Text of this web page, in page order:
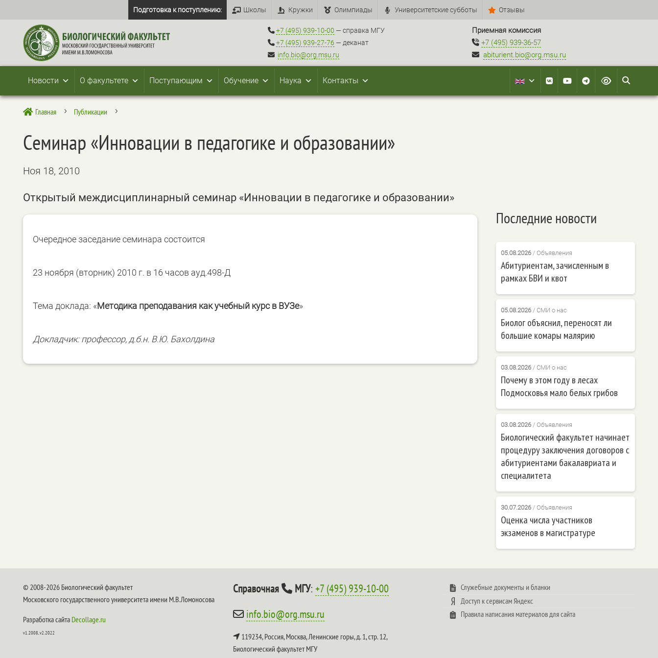
Подготовка к поступлению: Школы Кружки Олимпиады Университетские субботы Отзывы
+7 (495) 939-10-00 — справка МГУ
+7 (495) 939-27-76 — деканат
info.bio@org.msu.ru
Приемная комиссия
+7 (495) 939-36-57
abiturient.bio@org.msu.ru
Новости О факультете Поступающим Обучение Наука Контакты
 Главная 5 Публикации 5
Cеминар «Инновации в педагогике и образовании»
Ноя 18, 2010
Открытый междисциплинарный семинар «Инновации в педагогике и образовании»
Очередное заседание семинара состоится
23 ноября (вторник) 2010 г. в 16 часов ауд.498-Д
Тема доклада: «Методика преподавания как учебный курс в ВУЗе»
Докладчик: профессор, д.б.н. В.Ю. Бахолдина
Последние новости
05.08.2026/ Объявления
Абитуриентам, зачисленным в
рамках БВИ и квот
05.08.2026/ СМИ о нас
Биолог объяснил, переносят ли
большие комары малярию
03.08.2026/ СМИ о нас
Почему в этом году в лесах
Подмосковья мало белых грибов
03.08.2026/ Объявления
Биологический факультет начинает
процедуру заключения договоров с
абитуриентами бакалавриата и
специалитета
30.07.2026/ Объявления
Оценка числа участников
экзаменов в магистратуре
© 2008-2026 Биологический факультет
Московского государственного университета имени М.В.Ломоносова
Разработка сайта Decollage.ru
v1.2008, v2.2022
Справочная МГУ:+7 (495) 939-10-00
info.bio@org.msu.ru
119234, Россия, Москва, Ленинские горы, д. 1, стр. 12,
Биологический факультет МГУ
Служебные документы и бланки
Доступ к сервисам Яндекс
Правила написания материалов для сайта